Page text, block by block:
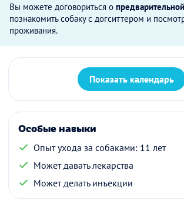
Вы можете договориться о
познакомить собаку с догситтером и
проживания.
Показать календарь
Особые навыки
Опыт ухода за собаками: 11 лет
Может давать лекарства
Может делать инъекции